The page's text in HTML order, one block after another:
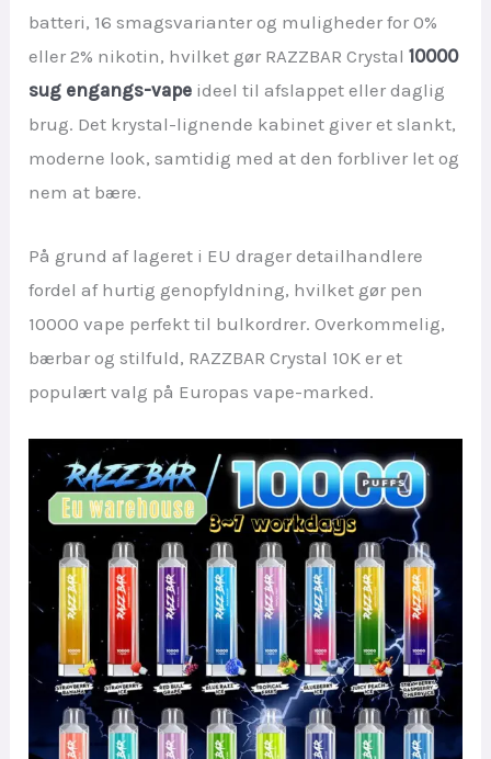
batteri, 16 smagsvarianter og muligheder for 0%
eller 2% nikotin, hvilket gør RAZZBAR Crystal10000
sug engangs-vape ideel til afslappet eller daglig
brug. Det krystal-lignende kabinet giver et slankt,
moderne look, samtidig med at den forbliver let og
nem at bære.
På grund af lageret i EU drager detailhandlere
fordel af hurtig genopfyldning, hvilket gør pen
10000 vape perfekt til bulkordrer. Overkommelig,
bærbar og stilfuld, RAZZBAR Crystal 10K er et
populært valg på Europas vape-marked.